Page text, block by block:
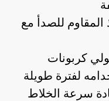
للصدأ مع
كربونات
لفترة طويلة
سرعة الخلاط